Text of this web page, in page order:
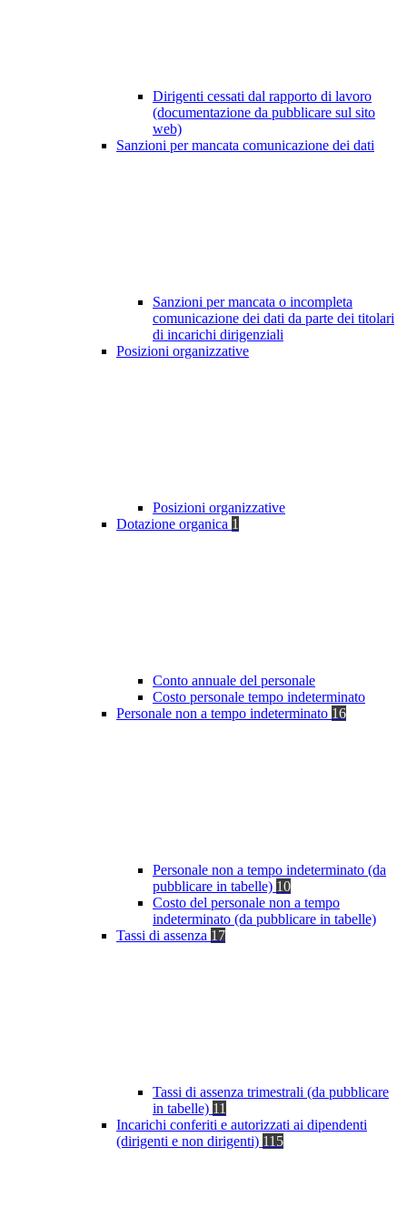
Dirigenti cessati dal rapporto di lavoro
(documentazione da pubblicare sul sito
web)
Sanzioni per mancata comunicazione dei dati
Sanzioni per mancata o incompleta
comunicazione dei dati da parte dei titolari
di incarichi dirigenziali
Posizioni organizzative
Posizioni organizzative
Dotazione organica 1
Conto annuale del personale
Costo personale tempo indeterminato
Personale non a tempo indeterminato 16
Personale non a tempo indeterminato (da
pubblicare in tabelle) 10
Costo del personale non a tempo
indeterminato (da pubblicare in tabelle)
Tassi di assenza 17
Tassi di assenza trimestrali (da pubblicare
in tabelle) 11
Incarichi conferiti e autorizzati ai dipendenti
(dirigenti e non dirigenti) 115